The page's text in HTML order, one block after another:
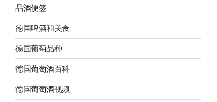
品酒便签
德国啤酒和美食
德国葡萄品种
德国葡萄酒百科
德国葡萄酒视频